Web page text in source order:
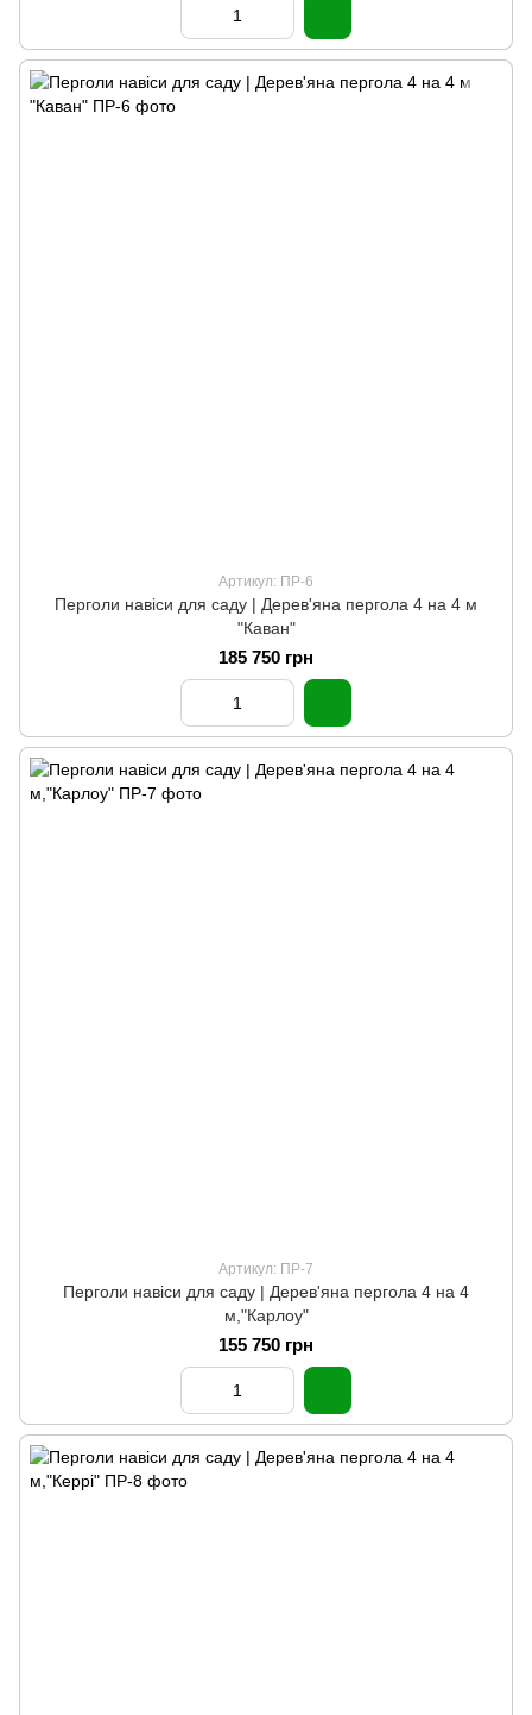
Артикул: ПР-6
Перголи навіси для саду | Дерев'яна пергола 4 на 4 м
"Каван"
185 750 грн
Артикул: ПР-7
Перголи навіси для саду | Дерев'яна пергола 4 на 4
м,"Карлоу"
155 750 грн